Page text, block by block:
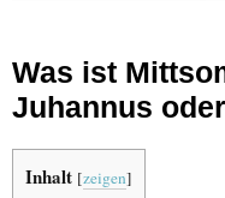
Was ist
Juhannus
Inhalt [zeigen]